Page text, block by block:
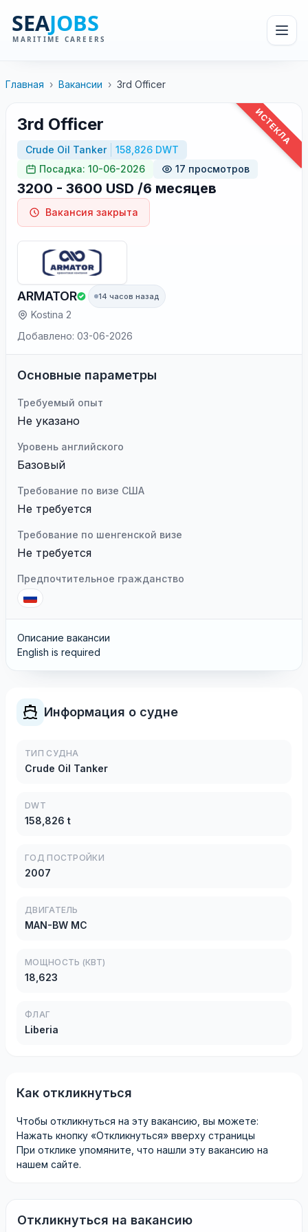
Главная › Вакансии › 3rd Officer
ИСТЕКЛА
3rd Officer
Crude Oil Tanker
158,826 DWT
Посадка: 10-06-2026
17 просмотров
3200 - 3600 USD /6 месяцев
Вакансия закрыта
ARMATOR 14 часов назад
Kostina 2
Добавлено: 03-06-2026
Основные параметры
Требуемый опыт
Не указано
Уровень английского
Базовый
Требование по визе США
Не требуется
Требование по шенгенской визе
Не требуется
Предпочтительное гражданство
Описание вакансии
English is required
Информация о судне
ТИП СУДНА
Crude Oil Tanker
DWT
158,826 t
ГОД ПОСТРОЙКИ
2007
ДВИГАТЕЛЬ
MAN-BW MC
МОЩНОСТЬ (КВТ)
18,623
ФЛАГ
Liberia
Как откликнуться
Чтобы откликнуться на эту вакансию, вы можете:
Нажать кнопку «Откликнуться» вверху страницы
При отклике упомяните, что нашли эту вакансию на
нашем сайте.
Откликнуться на вакансию